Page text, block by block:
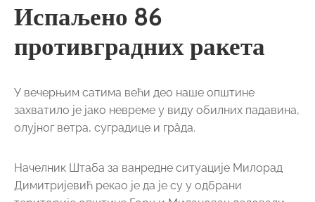
Испаљено 86
противградних ракета
У вечерњим сатима већи део наше општине
захватило је јако невреме у виду обилних падавина,
олујног ветра, суградице и грȁда.
Начелник Штаба за ванредне ситуације Милорад
Димитријевић рекао је да је су у одбрани